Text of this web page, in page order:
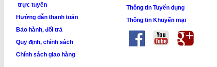
trực tuyến
Hướng dẫn thanh toán
Bảo hành, đổi trả
Quy định, chính sách
Chính sách giao hàng
Thông tin Tuyển dụng
Thông tin Khuyến mại